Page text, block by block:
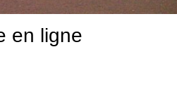
en ligne